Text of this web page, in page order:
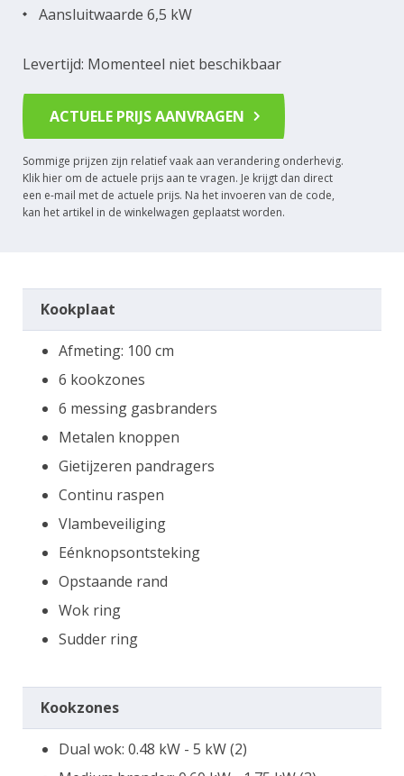
Levertijd: Momenteel niet beschikbaar
Aansluitwaarde 6,5 kW
ACTUELE PRIJS AANVRAGEN
Sommige prijzen zijn relatief vaak aan verandering onderhevig.
Klik hier om de actuele prijs aan te vragen. Je krijgt dan direct
een e-mail met de actuele prijs. Na het invoeren van de code,
kan het artikel in de winkelwagen geplaatst worden.
Kookplaat
Afmeting: 100 cm
6 kookzones
6 messing gasbranders
Metalen knoppen
Gietijzeren pandragers
Continu raspen
Vlambeveiliging
Eénknopsontsteking
Opstaande rand
Wok ring
Sudder ring
Kookzones
Dual wok: 0.48 kW - 5 kW (2)